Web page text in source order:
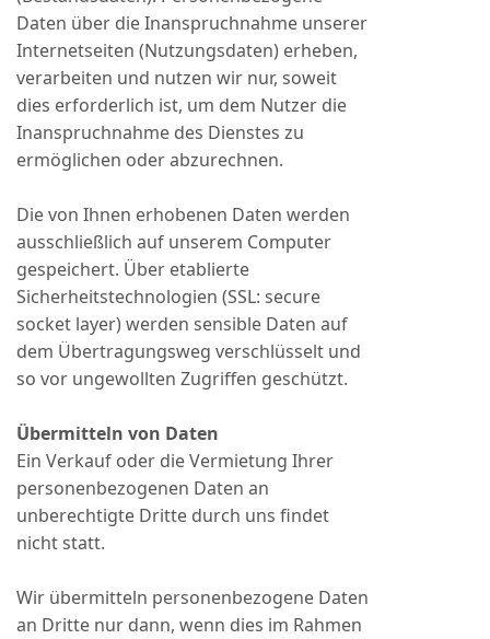
Daten über die Inanspruchnahme unserer
Internetseiten (Nutzungsdaten) erheben,
verarbeiten und nutzen wir nur, soweit
dies erforderlich ist, um dem Nutzer die
Inanspruchnahme des Dienstes zu
ermöglichen oder abzurechnen.
Die von Ihnen erhobenen Daten werden
ausschließlich auf unserem Computer
gespeichert. Über etablierte
Sicherheitstechnologien (SSL: secure
socket layer) werden sensible Daten auf
dem Übertragungsweg verschlüsselt und
so vor ungewollten Zugriffen geschützt.
Übermitteln von Daten
Ein Verkauf oder die Vermietung Ihrer
personenbezogenen Daten an
unberechtigte Dritte durch uns findet
nicht statt.
Wir übermitteln personenbezogene Daten
an Dritte nur dann, wenn dies im Rahmen